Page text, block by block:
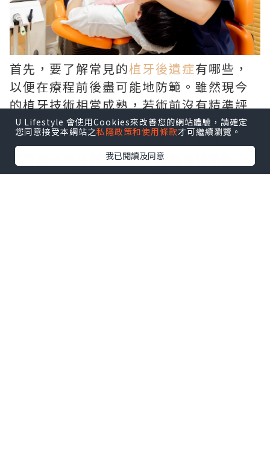
首先，要了解常見的植牙後遺症有哪些，
以便在療程前後盡可能地防範。雖然現今
的植牙技術相當成熟，若術前沒有精準評
估骨質條件與血管神經走向，可能引發暫
時性麻木或發炎；而在術後若疏於維護，
更可能造成植體周圍炎，導致植體鬆動。
建立良好潔牙習慣並定期回診追蹤，就能
U Lifestyle 會使用Cookies來改善您的網站體驗，請確定
您同意接受本網站之私隱政策和使用條款才可繼續瀏覽。
我已閱讀及同意